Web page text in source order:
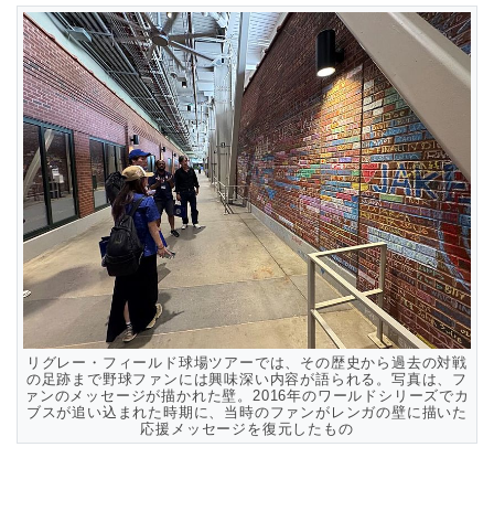
リグレー・フィールド球場ツアーでは、その歴史から過去の対戦
の足跡まで野球ファンには興味深い内容が語られる。写真は、フ
ァンのメッセージが描かれた壁。2016年のワールドシリーズでカ
ブスが追い込まれた時期に、当時のファンがレンガの壁に描いた
応援メッセージを復元したもの